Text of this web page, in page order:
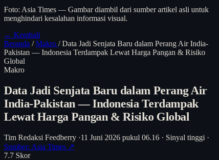
Foto: Asia Times — Gambar diambil dari sumber artikel asli untuk
menghindari kesalahan informasi visual.
← Kembali
Beranda / Makro / Data Jadi Senjata Baru dalam Perang Air India-
Pakistan — Indonesia Terdampak Lewat Harga Pangan & Risiko
Global
Makro
Data Jadi Senjata Baru dalam Perang Air
India-Pakistan — Indonesia Terdampak
Lewat Harga Pangan & Risiko Global
Tim Redaksi Feedberry ·11 Juni 2026 pukul 06.16 · Sinyal tinggi ·
Sumber: Asia Times ↗
7.7 Skor